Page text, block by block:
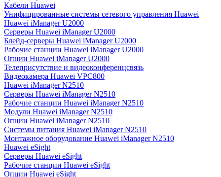
Кабели Huawei
Унифицированные системы сетевого управления Huawei
Huawei iManager U2000
Серверы Huawei iManager U2000
Блейд-серверы Huawei iManager U2000
Рабочие станции Huawei iManager U2000
Опции Huawei iManager U2000
Телеприсутствие и видеоконференцсвязь
Видеокамера Huawei VPC800
Huawei iManager N2510
Серверы Huawei iManager N2510
Рабочие станции Huawei iManager N2510
Модули Huawei iManager N2510
Опции Huawei iManager N2510
Системы питания Huawei iManager N2510
Монтажное оборудование Huawei iManager N2510
Huawei eSight
Серверы Huawei eSight
Рабочие станции Huawei eSight
Опции Huawei eSight